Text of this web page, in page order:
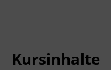
Kursinhalte